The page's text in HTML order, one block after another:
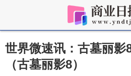
世界微速讯：古墓丽影
（古墓丽影8）